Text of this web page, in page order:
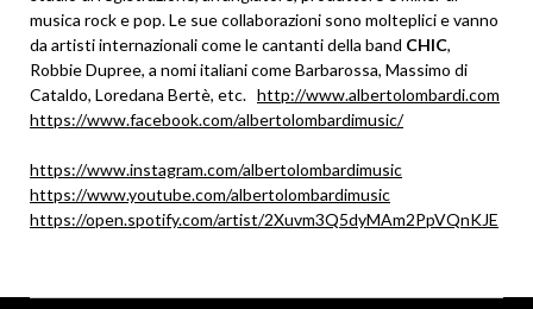
musica rock e pop. Le sue collaborazioni sono molteplici e vanno
da artisti internazionali come le cantanti della band CHIC,
Robbie Dupree, a nomi italiani come Barbarossa, Massimo di
Cataldo, Loredana Bertè, etc. http://www.albertolombardi.com
https://www.facebook.com/albertolombardimusic/
https://www.instagram.com/albertolombardimusic
https://www.youtube.com/albertolombardimusic
https://open.spotify.com/artist/2Xuvm3Q5dyMAm2PpVQnKJE